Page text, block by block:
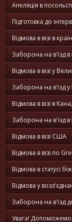
Апеляція в
Підготовка до
Відмова в візі в
Заборона на в'їзд
Відмова в візі у
Заборона на в'їзд
Відмова в візі в
Заборона на в'їзд в
Відмова в візі США
Відмова в візі по
Відмова в статусі
Відмова у
Заборона на в'їзд
Увага! Допоможемо